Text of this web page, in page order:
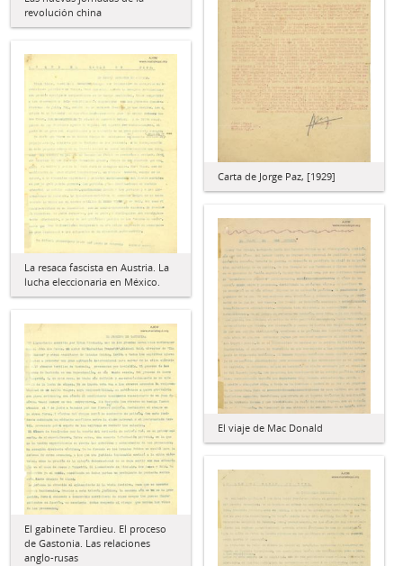
revolución china
Carta de Jorge Paz, [1929]
La resaca fascista en Austria. La
lucha eleccionaria en México.
El viaje de Mac Donald
El gabinete Tardieu. El proceso
de Gastonia. Las relaciones
anglo-rusas